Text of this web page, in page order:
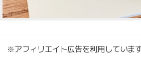
※アフィリエイト広告を利用しています